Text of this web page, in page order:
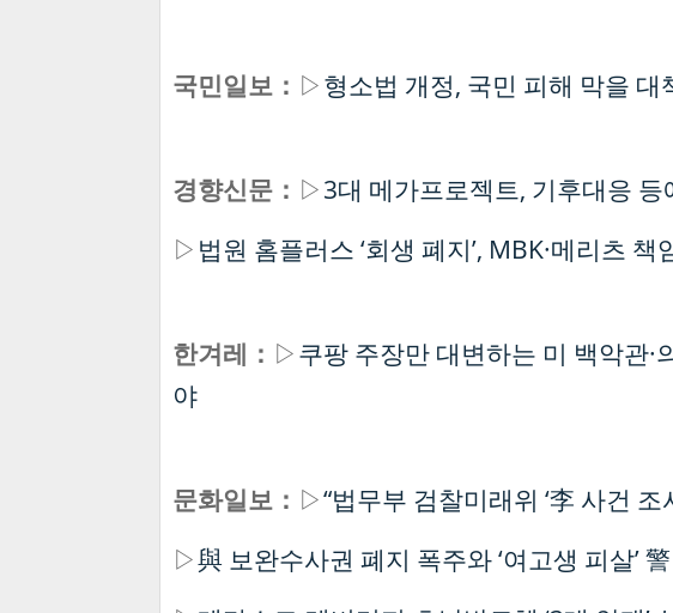
국민일보： ▷형소법 개정, 국민 피해 막을 대
경향신문： ▷3대 메가프로젝트, 기후대응
▷ 법원 홈플러스 ‘회생 폐지’, MBK·메리츠
한겨레： ▷쿠팡 주장만 대변하는 미 백악관·
야
문화일보： ▷“법무부 검찰미래위 ‘李 사건 조
▷與 보완수사권 폐지 폭주와 ‘여고생 피살’